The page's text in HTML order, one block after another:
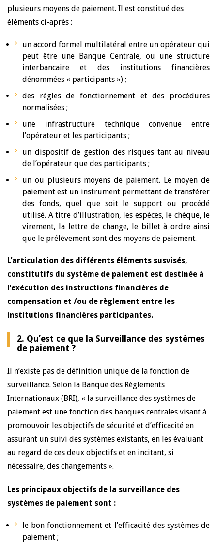
plusieurs moyens de paiement. Il est constitué des
éléments ci-après :
un accord formel multilatéral entre un opérateur qui
peut être une Banque Centrale, ou une structure
interbancaire et des institutions financières
dénommées « participants ») ;
des règles de fonctionnement et des procédures
normalisées ;
une infrastructure technique convenue entre
l’opérateur et les participants ;
un dispositif de gestion des risques tant au niveau
de l’opérateur que des participants ;
un ou plusieurs moyens de paiement. Le moyen de
paiement est un instrument permettant de transférer
des fonds, quel que soit le support ou procédé
utilisé. A titre d’illustration, les espèces, le chèque, le
virement, la lettre de change, le billet à ordre ainsi
que le prélèvement sont des moyens de paiement.
L’articulation des différents éléments susvisés,
constitutifs du système de paiement est destinée à
l’exécution des instructions financières de
compensation et /ou de règlement entre les
institutions financières participantes.
2. Qu’est ce que la Surveillance des systèmes
de paiement ?
Il n’existe pas de définition unique de la fonction de
surveillance. Selon la Banque des Règlements
Internationaux (BRI), « la surveillance des systèmes de
paiement est une fonction des banques centrales visant à
promouvoir les objectifs de sécurité et d’efficacité en
assurant un suivi des systèmes existants, en les évaluant
au regard de ces deux objectifs et en incitant, si
nécessaire, des changements ».
Les principaux objectifs de la surveillance des
systèmes de paiement sont :
le bon fonctionnement et l’efficacité des systèmes de
paiement ;